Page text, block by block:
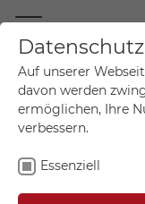
Mein Konto
Auf unserer
davon werden
ermöglichen, Ihre
verbessern.
Essenziell